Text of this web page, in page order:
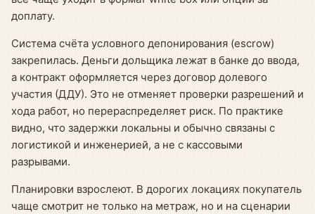
доплату.
Система счёта условного депонирования (escrow)
закрепилась. Деньги дольщика лежат в банке до ввода,
а контракт оформляется через договор долевого
участия (ДДУ). Это не отменяет проверки разрешений и
хода работ, но перераспределяет риск. По практике
видно, что задержки локальны и обычно связаны с
логистикой и инженерией, а не с кассовыми
разрывами.
Планировки взрослеют. В дорогих локациях покупатель
чаще смотрит не только на метраж, но и на сценарии